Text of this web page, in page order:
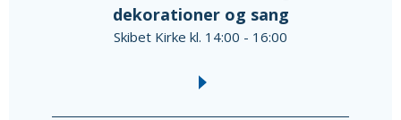
dekorationer og sang
Skibet Kirke kl. 14:00 - 16:00